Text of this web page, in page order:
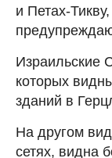
и Петах-
Израильские
которых
зданий в
На другом
сетях, видна